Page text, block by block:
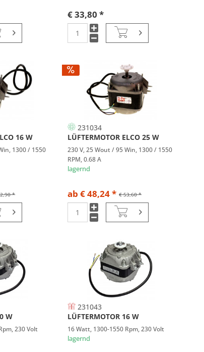
€ 33,80 *
16 W
1300 / 1550
*
231034
LÜFTERMOTOR ELCO 25 W
230 V, 25 Wout / 95 Win, 1300 / 1550
RPM, 0.68 A
lagernd
€ 53,60 *
ab € 48,24 *
W
230 Volt
231043
LÜFTERMOTOR 16 W
16 Watt, 1300-1550 Rpm, 230 Volt
lagernd